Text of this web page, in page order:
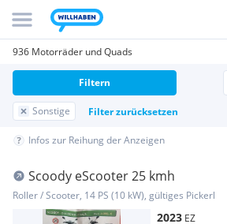
936 Motorräder und Quads
Sonstige Filter zurücksetzen
Filtern
Infos zur Reihung der Anzeigen
Scoody eScooter 25 kmh
Roller / Scooter, 14 PS (10 kW), gültiges Pickerl
2023 EZ